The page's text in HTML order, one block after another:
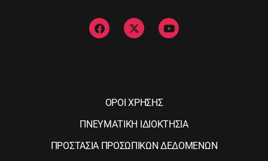
ΟΡΟΙ ΧΡΗΣΗΣ
ΠΝΕΥΜΑΤΙΚΗ ΙΔΙΟΚΤΗΣΙΑ
ΠΡΟΣΤΑΣΙΑ ΠΡΟΣΩΠΙΚΩΝ ΔΕΔΟΜΕΝΩΝ